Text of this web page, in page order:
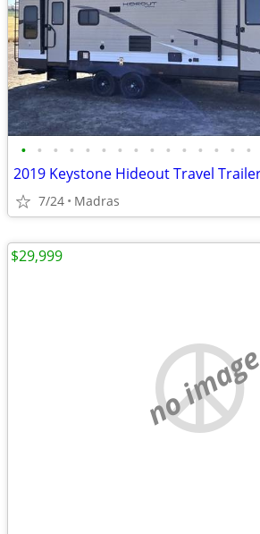
• • • • • • • • • • • • • • •
7/24 Madras
no image
$29,999